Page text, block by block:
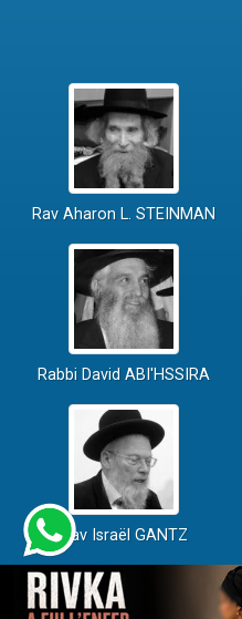
Rav Aharon L. STEINMAN
Rabbi David ABI'HSSIRA
Rav Israël GANTZ